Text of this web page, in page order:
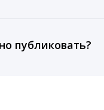
публиковать?